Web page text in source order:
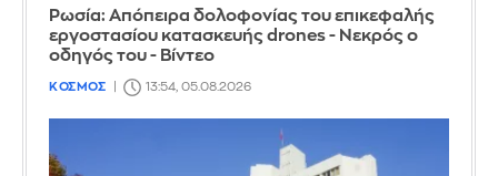
Ρωσία: Απόπειρα δολοφονίας του επικεφαλής
εργοστασίου κατασκευής drones - Νεκρός ο
οδηγός του - Βίντεο
ΚΟΣΜΟΣ 13:54, 05.08.2026